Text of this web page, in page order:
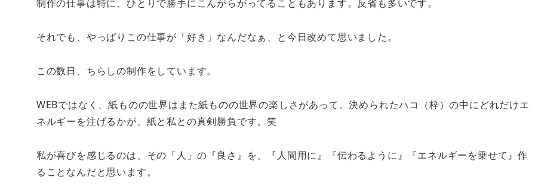
制作の仕事は特に、ひとりで勝手にこんがらがってることもあります。反省も多いです。
それでも、やっぱりこの仕事が「好き」なんだなぁ、と今日改めて思いました。
この数日、ちらしの制作をしています。
WEBではなく、紙ものの世界はまた紙ものの世界の楽しさがあって。決められたハコ（枠）の中にどれだけエ
ネルギーを注げるかが、紙と私との真剣勝負です。笑
私が喜びを感じるのは、その「人」の『良さ』を、『人間用に』『伝わるように』『エネルギーを乗せて』作
ることなんだと思います。